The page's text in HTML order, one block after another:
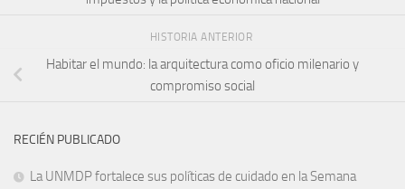
HISTORIA ANTERIOR
Habitar el mundo: la arquitectura como oficio milenario y
compromiso social
RECIÉN PUBLICADO
La UNMDP fortalece sus políticas de cuidado en la Semana